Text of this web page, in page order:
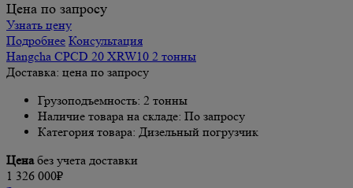
Цена по запросу
Узнать цену
Подробнее Консультация
Hangcha CPCD 20 XRW10 2 тонны
Доставка: цена по запросу
Грузоподъемность: 2 тонны
Наличие товара на складе: По запросу
Категория товара: Дизельный погрузчик
Цена без учета доставки
1 326 000₽